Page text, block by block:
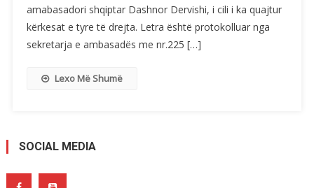
amabasadori shqiptar Dashnor Dervishi, i cili i ka quajtur
kërkesat e tyre të drejta. Letra është protokolluar nga
sekretarja e ambasadës me nr.225 […]
Lexo Më Shumë
SOCIAL MEDIA